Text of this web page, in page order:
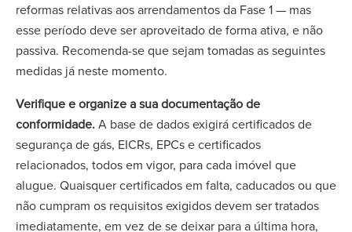
reformas relativas aos arrendamentos da Fase 1 — mas
esse período deve ser aproveitado de forma ativa, e não
passiva. Recomenda-se que sejam tomadas as seguintes
medidas já neste momento.
Verifique e organize a sua documentação de
conformidade.A base de dados exigirá certificados de
segurança de gás, EICRs, EPCs e certificados
relacionados, todos em vigor, para cada imóvel que
alugue. Quaisquer certificados em falta, caducados ou que
não cumpram os requisitos exigidos devem ser tratados
imediatamente, em vez de se deixar para a última hora,